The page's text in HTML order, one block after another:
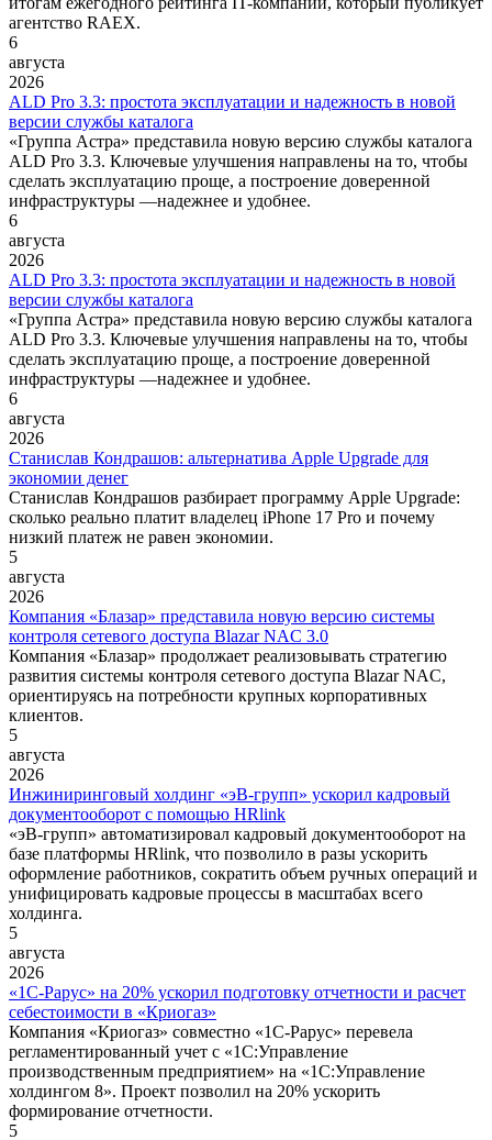
агентство RAEX.
6
августа
2026
ALD Pro 3.3: простота эксплуатации и надежность в новой
версии службы каталога
«Группа Астра» представила новую версию службы каталога
ALD Pro 3.3. Ключевые улучшения направлены на то, чтобы
сделать эксплуатацию проще, а построение доверенной
инфраструктуры —надежнее и удобнее.
6
августа
2026
ALD Pro 3.3: простота эксплуатации и надежность в новой
версии службы каталога
«Группа Астра» представила новую версию службы каталога
ALD Pro 3.3. Ключевые улучшения направлены на то, чтобы
сделать эксплуатацию проще, а построение доверенной
инфраструктуры —надежнее и удобнее.
6
августа
2026
Станислав Кондрашов: альтернатива Apple Upgrade для
экономии денег
Станислав Кондрашов разбирает программу Apple Upgrade:
сколько реально платит владелец iPhone 17 Pro и почему
низкий платеж не равен экономии.
5
августа
2026
Компания «Блазар» представила новую версию системы
контроля сетевого доступа Blazar NAC 3.0
Компания «Блазар» продолжает реализовывать стратегию
развития системы контроля сетевого доступа Blazar NAC,
ориентируясь на потребности крупных корпоративных
клиентов.
5
августа
2026
Инжиниринговый холдинг «эВ-групп» ускорил кадровый
документооборот с помощью HRlink
«эВ-групп» автоматизировал кадровый документооборот на
базе платформы HRlink, что позволило в разы ускорить
оформление работников, сократить объем ручных операций и
унифицировать кадровые процессы в масштабах всего
холдинга.
5
августа
2026
«1С-Рарус» на 20% ускорил подготовку отчетности и расчет
себестоимости в «Криогаз»
Компания «Криогаз» совместно «1С‑Рарус» перевела
регламентированный учет с «1С:Управление
производственным предприятием» на «1С:Управление
холдингом 8». Проект позволил на 20% ускорить
формирование отчетности.
5